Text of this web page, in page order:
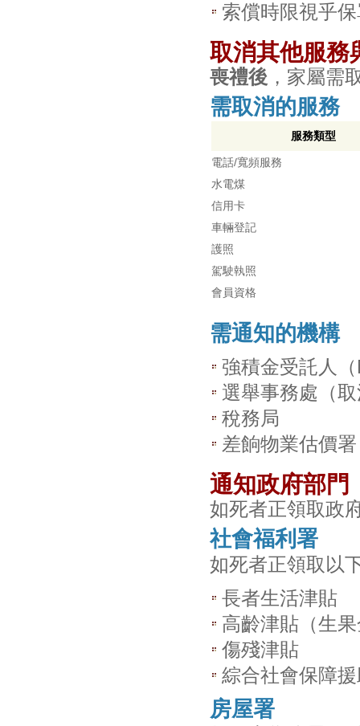
索償時限視乎
取消其他服務
喪禮後 ，家屬需
需取消的服務
服務類型
電話/寬頻服務
水電煤
信用卡
車輛登記
護照
駕駛執照
會員資格
需通知的機構
強積金受託人
選舉事務處（
稅務局
差餉物業估價
通知政府部門
如死者正領取政
社會福利署
如死者正領取以
長者生活津貼
高齡津貼（生
傷殘津貼
綜合社會保障
房屋署